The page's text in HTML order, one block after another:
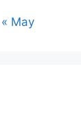
« May